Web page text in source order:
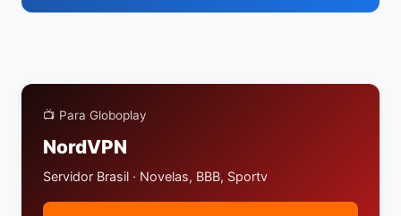
📺 Para Globoplay
NordVPN
Servidor Brasil · Novelas, BBB, Sportv